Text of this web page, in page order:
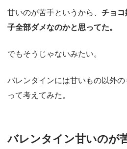
甘いのが苦手というから、 チョコ
子全部ダメなのかと思ってた。
でもそうじゃないみたい。
バレンタインには甘いもの以外
って考えてみた。
バレンタイン甘いのが